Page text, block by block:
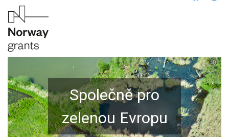
Společně pro
zelenou Evropu